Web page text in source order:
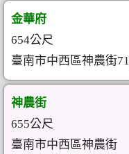
金華府
654公尺
臺南市中西區神農街
神農街
655公尺
臺南市中西區神農街